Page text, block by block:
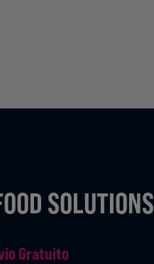
SOLUTIONS
Gratuito